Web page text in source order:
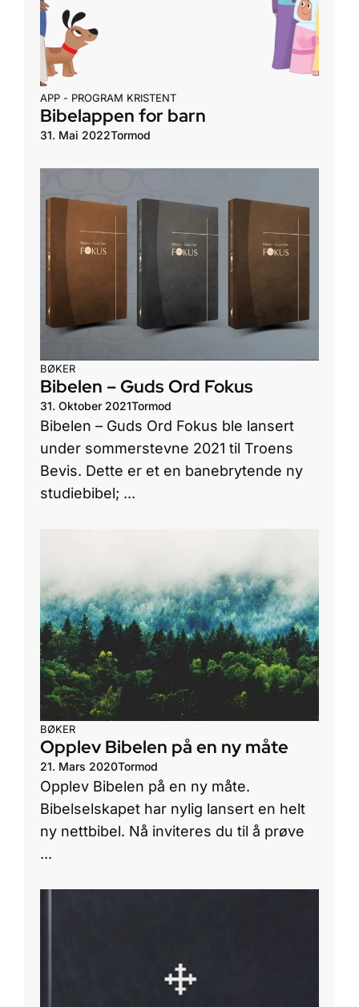
APP - PROGRAM KRISTENT
Bibelappen for barn
31. Mai 2022Tormod
BØKER
Bibelen – Guds Ord Fokus
31. Oktober 2021Tormod
Bibelen – Guds Ord Fokus ble lansert
under sommerstevne 2021 til Troens
Bevis. Dette er et en banebrytende ny
studiebibel; ...
BØKER
Opplev Bibelen på en ny måte
21. Mars 2020Tormod
Opplev Bibelen på en ny måte.
Bibelselskapet har nylig lansert en helt
ny nettbibel. Nå inviteres du til å prøve
...